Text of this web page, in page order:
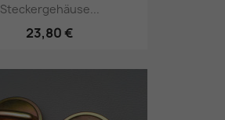
Steckergehäuse...
23,80 €